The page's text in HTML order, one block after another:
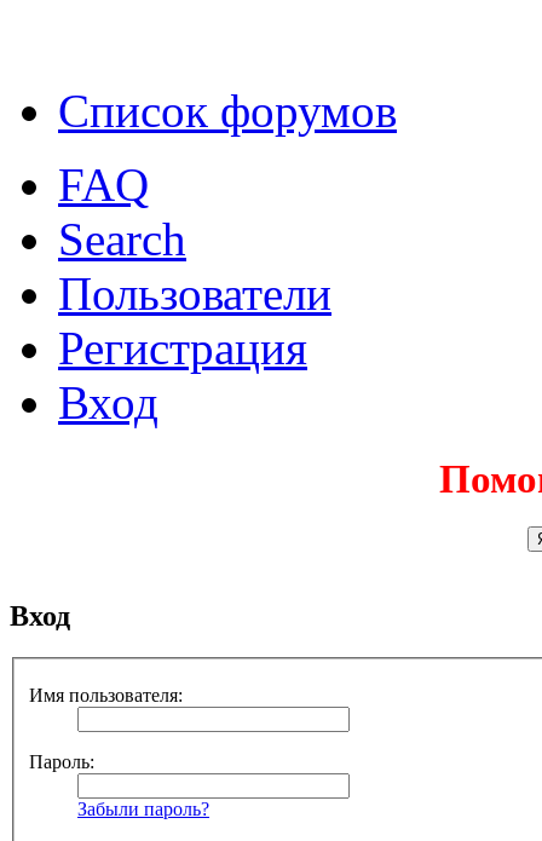
Список форумов
FAQ
Search
Пользователи
Регистрация
Вход
Вход
Имя пользователя:
Пароль:
Забыли пароль?